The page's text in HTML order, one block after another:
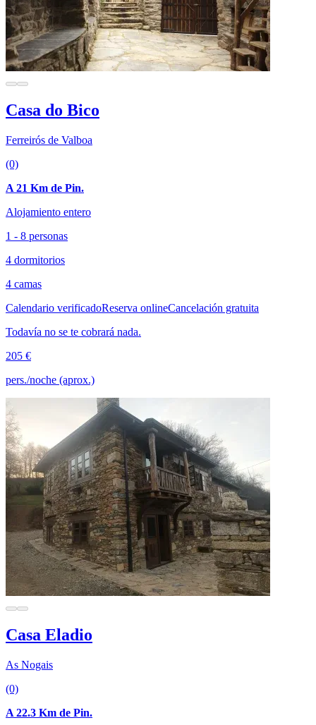
Casa do Bico
Ferreirós de Valboa
(0)
A 21 Km de Pin.
Alojamiento entero
1 - 8 personas
4 dormitorios
4 camas
Calendario verificadoReserva onlineCancelación gratuita
Todavía no se te cobrará nada.
205 €
pers./noche (aprox.)
Casa Eladio
As Nogais
(0)
A 22.3 Km de Pin.